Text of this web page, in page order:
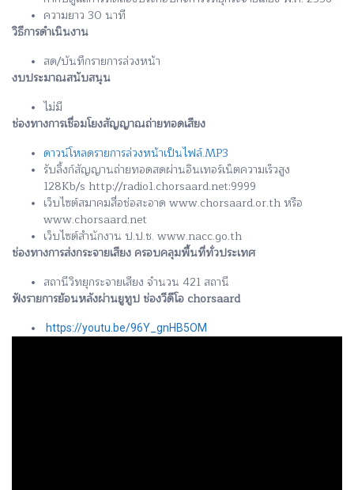
ความยาว 30 นาที
วิธีการดำเนินงาน
สด/บันทึกรายการล่วงหน้า
งบประมาณสนับสนุน
ไม่มี
ช่องทางการเชื่อมโยงสัญญาณถ่ายทอดเสียง
ดาวน์โหลดรายการล่วงหน้าเป็นไฟล์.MP3
รับลิ้งก์สัญญานถ่ายทอดสดผ่านอินเทอร์เน็ตความเร็วสูง
128Kb/s http://radio1.chorsaard.net:9999
เว็บไซต์สมาคมสื่อช่อสะอาด www.chorsaard.or.th หรือ
www.chorsaard.net
เว็บไซต์สำนักงาน ป.ป.ช. www.nacc.go.th
ช่องทางการส่งกระจายเสียง ครอบคลุมพื้นที่ทั่วประเทศ
สถานีวิทยุกระจายเสียง จำนวน 421 สถานี
ฟังรายการย้อนหลังผ่านยูทูป ช่องวีดีโอ chorsaard
https://youtu.be/96Y_gnHB5OM